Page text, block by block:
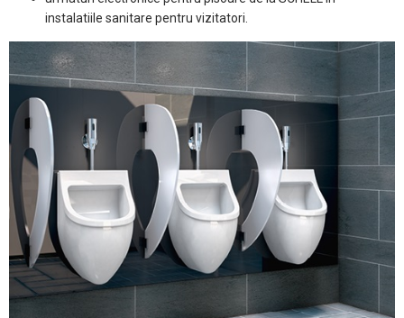
instalatiile sanitare pentru vizitatori.